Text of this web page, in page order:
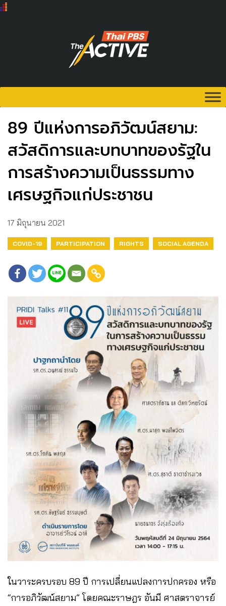
89 ปีแห่งการอภิวัฒน์สยาม:
สวัสดิการและบทบาทของรัฐใน
การสร้างความเป็นธรรมทาง
เศรษฐกิจแก่ประชาชน
17 มิถุนายน 2021
COVID-19 PARTICIPATION RIGHTS SOCIAL AGENDA
ในวาระครบรอบ 89 ปี การเปลี่ยนแปลงการปกครอง หรือ
“การอภิวัฒน์สยาม” โดยคณะราษฎร อันมี ศาสตราจารย์